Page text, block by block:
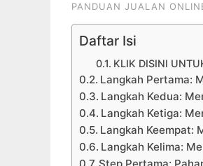
PANDUAN JUALAN
Daftar Isi
KLIK DISINI
Langkah Pertama:
Langkah Kedua:
Langkah Ketiga:
Langkah Keempat:
Langkah Kelima: